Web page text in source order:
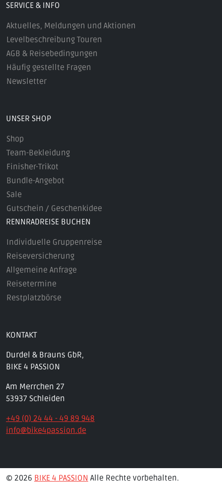
SERVICE & INFO
Aktuelles, Meldungen und Aktionen
Levelbeschreibung Touren
AGB & Reisebedingungen
Häufig gestellte Fragen
Newsletter
UNSER SHOP
Shop
Team-Bekleidung
Finisher-Trikot
Bundle-Angebot
Sale
Gutschein / Geschenkidee
RENNRADREISE BUCHEN
Individuelle Gruppenreise
Reiseversicherung
Allgemeine Anfrage
Reisetermine
Restplatzbörse
KONTAKT
Durdel & Brauns GbR,
BIKE 4 PASSION
Am Merrchen 27
53937 Schleiden
+49 (0) 24 44 - 49 89 948
info@bike4passion.de
© 2026 BIKE 4 PASSION Alle Rechte vorbehalten.